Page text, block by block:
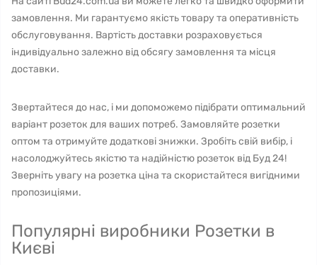
замовлення. Ми гарантуємо якість товару та оперативність
обслуговування. Вартість доставки розраховується
індивідуально залежно від обсягу замовлення та місця
доставки.
Звертайтеся до нас, і ми допоможемо підібрати оптимальний
варіант розеток для ваших потреб. Замовляйте розетки
оптом та отримуйте додаткові знижки. Зробіть свій вибір, і
насолоджуйтесь якістю та надійністю розеток від Буд 24!
Зверніть увагу на розетка ціна та скористайтеся вигідними
пропозиціями.
Популярні виробники Розетки в
Києві